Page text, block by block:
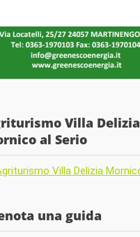
Villa Delizia
al Serio
una guida